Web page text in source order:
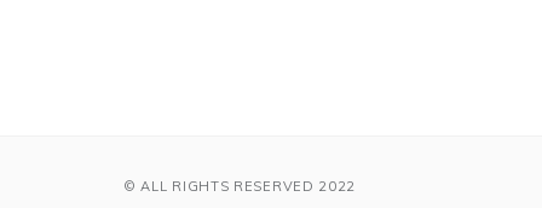
© ALL RIGHTS RESERVED 2022